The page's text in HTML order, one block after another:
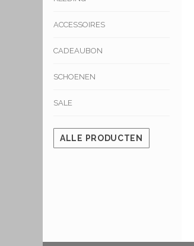
ACCESSOIRES
CADEAUBON
SCHOENEN
SALE
ALLE PRODUCTEN